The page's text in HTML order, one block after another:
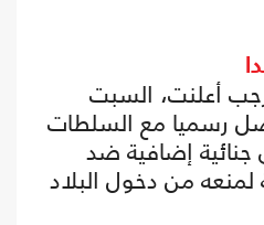
أعلنت، السبت
رسميا مع السلطات
جنائية إضافية ضد
من دخول البلاد